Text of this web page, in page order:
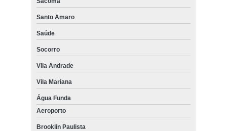
Santo Amaro
Saúde
Socorro
Vila Andrade
Vila Mariana
Água Funda
Aeroporto
Brooklin Paulista